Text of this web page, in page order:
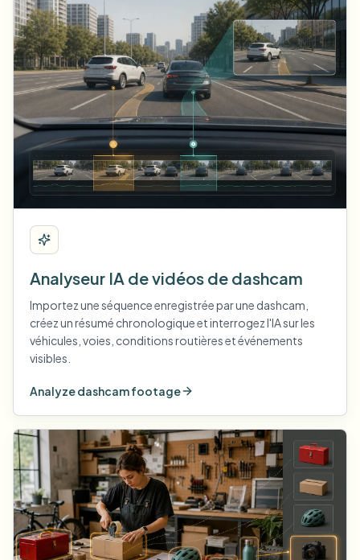
Analyseur IA de vidéos de dashcam
Importez une séquence enregistrée par une dashcam,
créez un résumé chronologique et interrogez l'IA sur les
véhicules, voies, conditions routières et événements
visibles.
Analyze dashcam footage